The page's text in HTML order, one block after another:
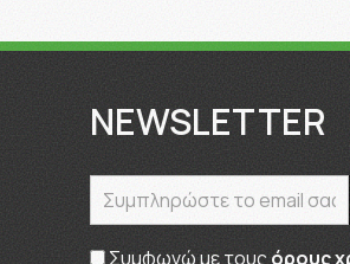
NEWSLETTER
Συμφωνώ με τους όρους